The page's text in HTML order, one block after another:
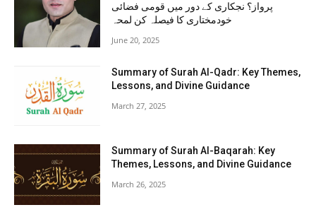
پرواز؟ نجکاری کے دور میں قومی فضائی
خودمختاری کا فیصلہ کن لمحہ
June 20, 2025
Summary of Surah Al-Qadr: Key Themes,
Lessons, and Divine Guidance
March 27, 2025
Summary of Surah Al-Baqarah: Key
Themes, Lessons, and Divine Guidance
March 26, 2025